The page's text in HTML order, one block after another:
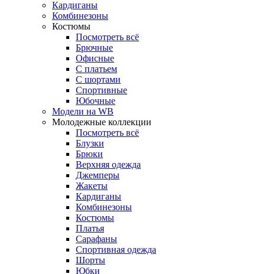
Кардиганы
Комбинезоны
Костюмы
Посмотреть всё
Брючные
Офисные
С платьем
С шортами
Спортивные
Юбочные
Модели на WB
Молодежные коллекции
Посмотреть всё
Блузки
Брюки
Верхняя одежда
Джемперы
Жакеты
Кардиганы
Комбинезоны
Костюмы
Платья
Сарафаны
Спортивная одежда
Шорты
Юбки